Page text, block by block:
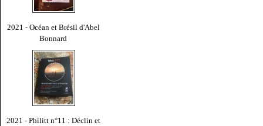
2021 - Océan et Brésil d'Abel
Bonnard
2021 - Philitt n°11 : Déclin et